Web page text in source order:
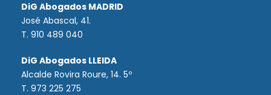
DiG Abogados MADRID
José Abascal, 41.
T. 910 489 040
DiG Abogados LLEIDA
Alcalde Rovira Roure, 14. 5º
T. 973 225 275